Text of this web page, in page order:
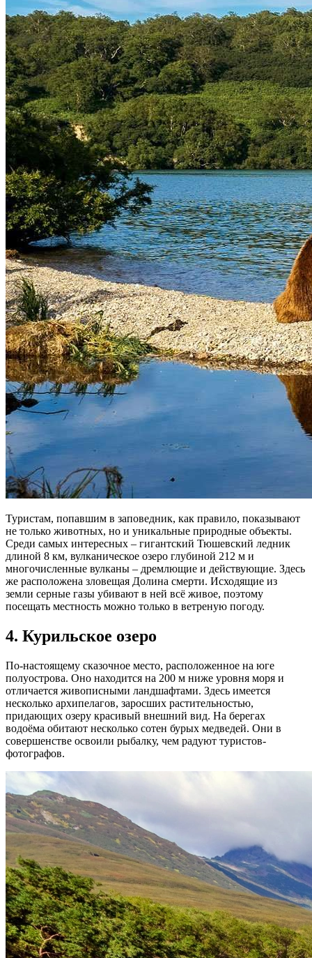
Туристам, попавшим в заповедник, как правило, показывают
не только животных, но и уникальные природные объекты.
Среди самых интересных – гигантский Тюшевский ледник
длиной 8 км, вулканическое озеро глубиной 212 м и
многочисленные вулканы – дремлющие и действующие. Здесь
же расположена зловещая Долина смерти. Исходящие из
земли серные газы убивают в ней всё живое, поэтому
посещать местность можно только в ветреную погоду.
4. Курильское озеро
По-настоящему сказочное место, расположенное на юге
полуострова. Оно находится на 200 м ниже уровня моря и
отличается живописными ландшафтами. Здесь имеется
несколько архипелагов, заросших растительностью,
придающих озеру красивый внешний вид. На берегах
водоёма обитают несколько сотен бурых медведей. Они в
совершенстве освоили рыбалку, чем радуют туристов-
фотографов.